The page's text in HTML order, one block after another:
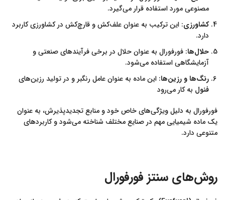
مصنوعی مورد استفاده قرار می‌گیرد.
کشاورزی: این ترکیب به عنوان علف‌کش و قارچ‌کش در کشاورزی کاربرد
دارد.
حلال‌ها: فورفورال به عنوان حلال در برخی فرآیندهای صنعتی و
آزمایشگاهی استفاده می‌شود.
رنگ‌ها و رزین‌ها: این ماده به عنوان عامل رنگبر و در تولید رزین‌های
فنول به کار می‌رود
فورفورال به دلیل ویژگی‌های خاص خود و منابع تجدیدپذیرش، به عنوان
یک ماده شیمیایی مهم در صنایع مختلف شناخته می‌شود و کاربردهای
متنوعی دارد.
روش‌های سنتز فورفورال